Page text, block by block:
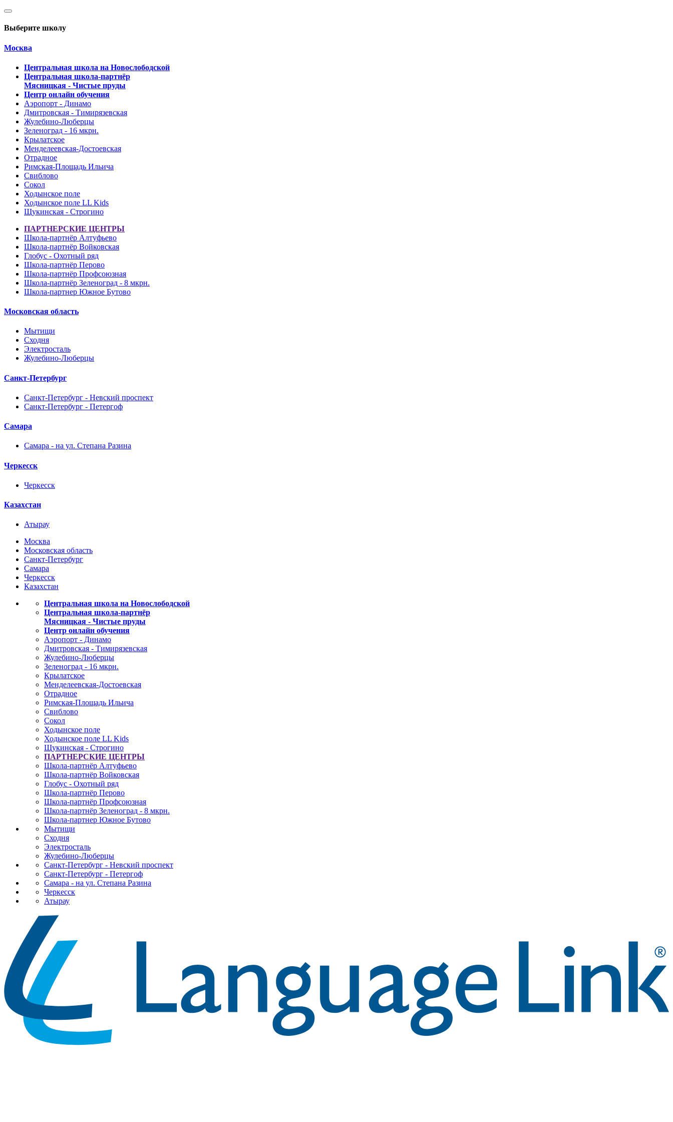
Выберите школу
Москва
Центральная школа на Новослободской
Центральная школа-партнёр
Мясницкая - Чистые пруды
Центр онлайн обучения
Аэропорт - Динамо
Дмитровская - Тимирязевская
Жулебино-Люберцы
Зеленоград - 16 мкрн.
Крылатское
Менделеевская-Достоевская
Отрадное
Римская-Площадь Ильича
Свиблово
Сокол
Ходынское поле
Ходынское поле LL Kids
Щукинская - Строгино
ПАРТНЕРСКИЕ ЦЕНТРЫ
Школа-партнёр Алтуфьево
Школа-партнёр Войковская
Глобус - Охотный ряд
Школа-партнёр Перово
Школа-партнёр Профсоюзная
Школа-партнёр Зеленоград - 8 мкрн.
Школа-партнер Южное Бутово
Московская область
Мытищи
Сходня
Электросталь
Жулебино-Люберцы
Санкт-Петербург
Санкт-Петербург - Невский проспект
Санкт-Петербург - Петергоф
Самара
Самара - на ул. Степана Разина
Черкесск
Черкесск
Казахстан
Атырау
Москва
Московская область
Санкт-Петербург
Самара
Черкесск
Казахстан
Центральная школа на Новослободской
Центральная школа-партнёр
Мясницкая - Чистые пруды
Центр онлайн обучения
Аэропорт - Динамо
Дмитровская - Тимирязевская
Жулебино-Люберцы
Зеленоград - 16 мкрн.
Крылатское
Менделеевская-Достоевская
Отрадное
Римская-Площадь Ильича
Свиблово
Сокол
Ходынское поле
Ходынское поле LL Kids
Щукинская - Строгино
ПАРТНЕРСКИЕ ЦЕНТРЫ
Школа-партнёр Алтуфьево
Школа-партнёр Войковская
Глобус - Охотный ряд
Школа-партнёр Перово
Школа-партнёр Профсоюзная
Школа-партнёр Зеленоград - 8 мкрн.
Школа-партнер Южное Бутово
Мытищи
Сходня
Электросталь
Жулебино-Люберцы
Санкт-Петербург - Невский проспект
Санкт-Петербург - Петергоф
Самара - на ул. Степана Разина
Черкесск
Атырау